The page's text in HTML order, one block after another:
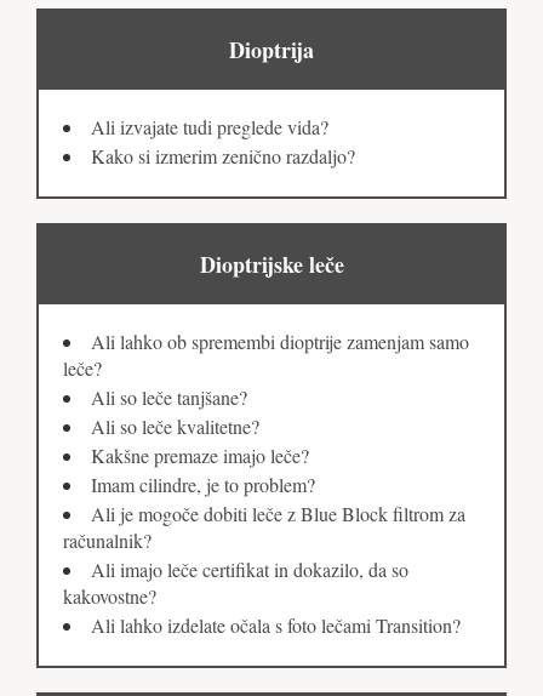
Dioptrija
Ali izvajate tudi preglede vida?
Kako si izmerim zenično razdaljo?
Dioptrijske leče
Ali lahko ob spremembi dioptrije zamenjam samo
leče?
Ali so leče tanjšane?
Ali so leče kvalitetne?
Kakšne premaze imajo leče?
Imam cilindre, je to problem?
Ali je mogoče dobiti leče z Blue Block filtrom za
računalnik?
Ali imajo leče certifikat in dokazilo, da so
kakovostne?
Ali lahko izdelate očala s foto lečami Transition?